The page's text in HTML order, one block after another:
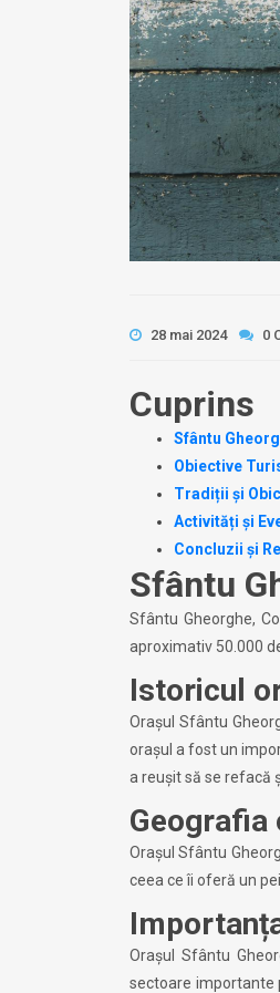
28 mai 2024 0
Cuprins
Sfântu
Obiective
Tradiții și
Activități și
Concluzii și
Sfântu
Sfântu Gheorghe,
aproximativ 50.000
Istoricul
Orașul Sfântu
orașul a fost un
a reușit să se refacă
Geografia
Orașul Sfântu
ceea ce îi oferă un
Orașul Sfântu
sectoare importante